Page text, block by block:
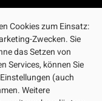
Cookies zum Einsatz:
Zwecken. Sie
das Setzen von
Services, können Sie
(auch
Weitere